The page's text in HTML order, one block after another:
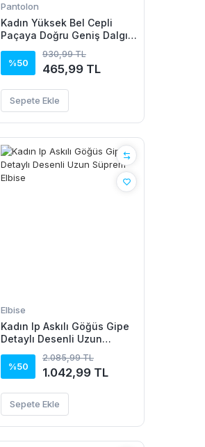
Pantolon
Kadın Yüksek Bel Cepli
Paçaya Doğru Geniş Dalgıç
%50
930,99 TL
465,99 TL
Sepete Ekle
Elbise
Kadın Ip Askılı Göğüs Gipe
Detaylı Desenli Uzun
%50
2.085,99 TL
1.042,99 TL
Sepete Ekle